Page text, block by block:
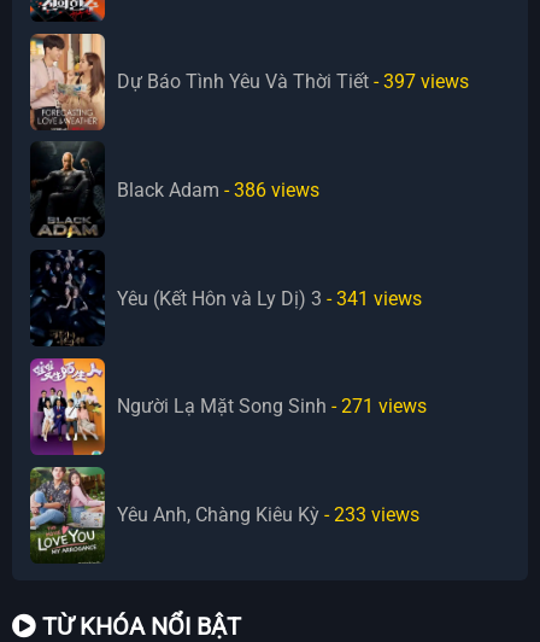
Dự Báo Tình Yêu Và Thời Tiết - 397 views
Black Adam - 386 views
Yêu (Kết Hôn và Ly Dị) 3 - 341 views
Người Lạ Mặt Song Sinh - 271 views
Yêu Anh, Chàng Kiêu Kỳ - 233 views
TỪ KHÓA NỔI BẬT